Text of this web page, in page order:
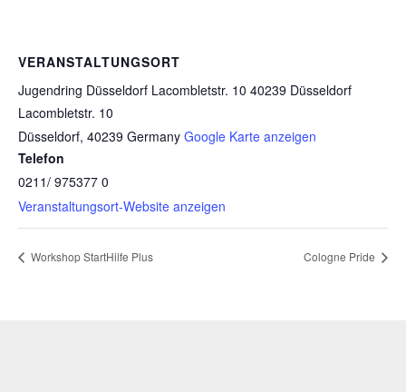
VERANSTALTUNGSORT
Jugendring Düsseldorf Lacombletstr. 10 40239 Düsseldorf
Lacombletstr. 10
Düsseldorf, 40239 Germany Google Karte anzeigen
Telefon
0211/ 975377 0
Veranstaltungsort-Website anzeigen
Workshop StartHilfe Plus Cologne Pride